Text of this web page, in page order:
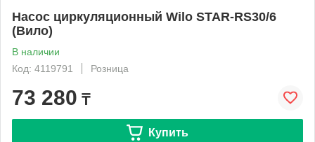
Насос циркуляционный Wilo STAR-RS30/6
(Вило)
В наличии
Код: 4119791
Розница
73 280 ₸
Купить